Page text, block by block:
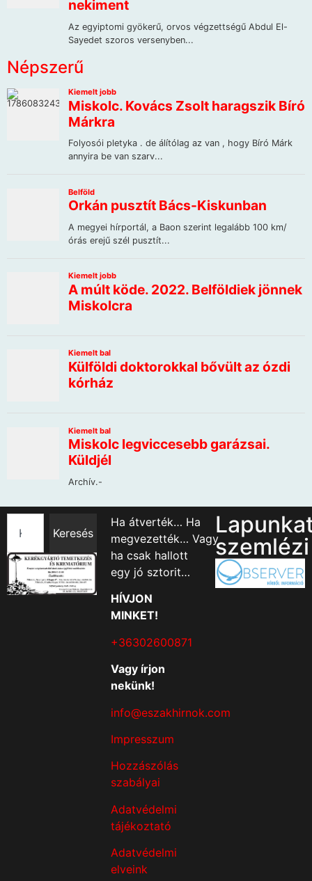
Népszerű
Keresés
Ha átverték… Ha
megvezették… Vagy
ha csak hallott
egy jó sztorit…
HÍVJON
MINKET!
+36302600871
Vagy írjon
nekünk!
info@eszakhirnok.com
Impresszum
Hozzászólás
szabályai
Adatvédelmi
tájékoztató
Adatvédelmi
elveink
szemlézi